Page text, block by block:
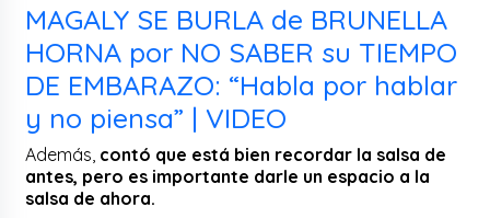
MAGALY SE BURLA de BRUNELLA
HORNA por NO SABER su TIEMPO
DE EMBARAZO: “Habla por hablar
y no piensa” | VIDEO
Además, contó que está bien recordar la salsa de
antes, pero es importante darle un espacio a la
salsa de ahora.